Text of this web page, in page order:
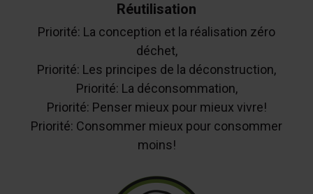
Réutilisation
Priorité: La conception et la réalisation zéro
déchet,
Priorité: Les principes de la déconstruction,
Priorité: La déconsommation,
Priorité: Penser mieux pour mieux vivre!
Priorité: Consommer mieux pour consommer
moins!